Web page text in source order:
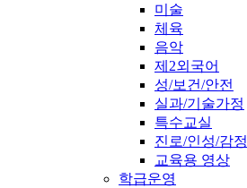
미술
체육
음악
제2외국어
성/보건/안전
실과/기술가정
특수교실
진로/인성/감정
교육용 영상
학급운영